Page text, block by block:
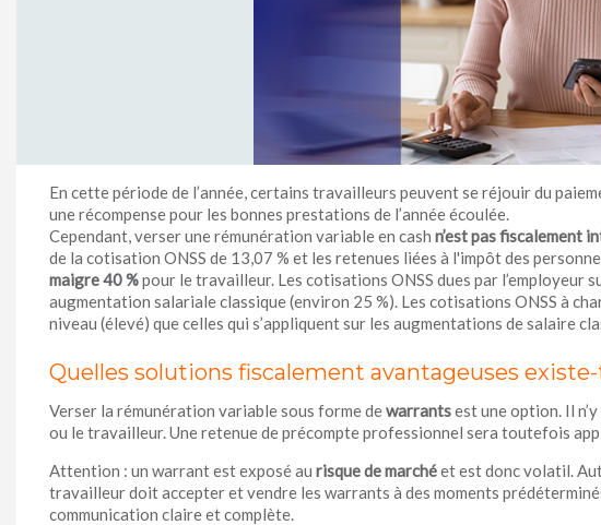
En cette période de l’année, certains travailleurs peuvent se réjouir du
une récompense pour les bonnes prestations de l’année écoulée.
Cependant, verser une rémunération variable en cash n’est pas fiscalement
de la cotisation ONSS de 13,07 % et les retenues liées à l'impôt des
maigre 40 %pour le travailleur. Les cotisations ONSS dues par l’employeur
augmentation salariale classique (environ 25 %). Les cotisations ONSS à
niveau (élevé) que celles qui s’appliquent sur les augmentations de salaire
Quelles solutions fiscalement avantageuses
Verser la rémunération variable sous forme dewarrantsest une option. Il
ou le travailleur. Une retenue de précompte professionnel sera toutefois
Attention : un warrant est exposé au risque de marchéet est donc volatil.
travailleur doit accepter et vendre les warrants à des moments
communication claire et complète.